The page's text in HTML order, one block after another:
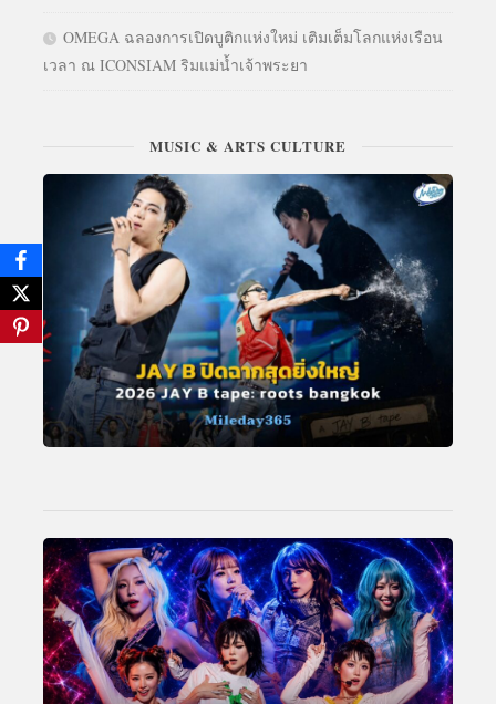
OMEGA ฉลองการเปิดบูติกแห่งใหม่ เติมเต็มโลกแห่งเรือน
เวลา ณ ICONSIAM ริมแม่น้ำเจ้าพระยา
MUSIC & ARTS CULTURE